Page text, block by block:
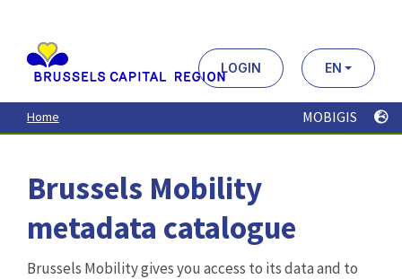
contenu
principal
LOGIN EN
Home MOBIGIS
Brussels Mobility
metadata catalogue
Brussels Mobility gives you access to its data and to